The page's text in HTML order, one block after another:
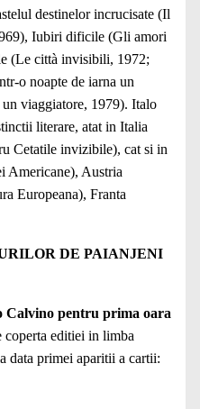
destinelor incrucisate (Il
Iubiri dificile (Gli amori
(Le città invisibili, 1972;
o noapte de iarna un
viaggiatore, 1979). Italo
literare, atat in Italia
Cetatile invizibile), cat si in
Americane), Austria
Europeana), Franta
DE PAIANJENI
Calvino pentru prima oara
coperta editiei in limba
data primei aparitii a cartii: